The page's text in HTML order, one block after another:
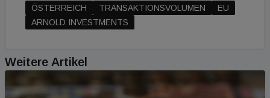
ÖSTERREICH
TRANSAKTIONSVOLUMEN
EU
ARNOLD INVESTMENTS
Weitere Artikel